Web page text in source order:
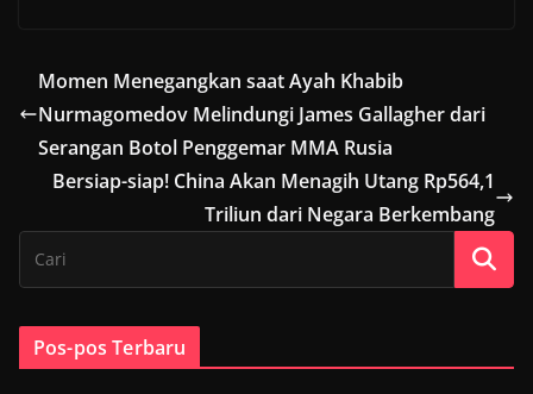
Momen Menegangkan saat Ayah Khabib
Nurmagomedov Melindungi James Gallagher dari
Serangan Botol Penggemar MMA Rusia
Bersiap-siap! China Akan Menagih Utang Rp564,1
Triliun dari Negara Berkembang
Pos-pos Terbaru